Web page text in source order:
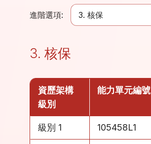
進階選項: 3. 核保
3. 核保
資歷架構
級別
能力單元編號
級別 1 105458L1